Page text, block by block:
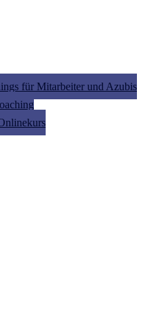
für Mitarbeiter und Azubis